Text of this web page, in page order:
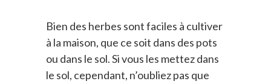
Bien des herbes sont faciles à cultiver
à la maison, que ce soit dans des pots
ou dans le sol. Si vous les mettez dans
le sol, cependant, n’oubliez pas que